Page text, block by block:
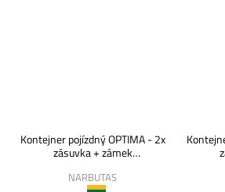
Kontejner pojízdný OPTIMA - 2x
zásuvka + zámek
NARBUTAS